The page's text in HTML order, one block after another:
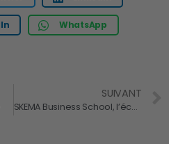
WhatsApp
SUIVANT
SKEMA Business School, l’école qui répond aux besoins des entreprises